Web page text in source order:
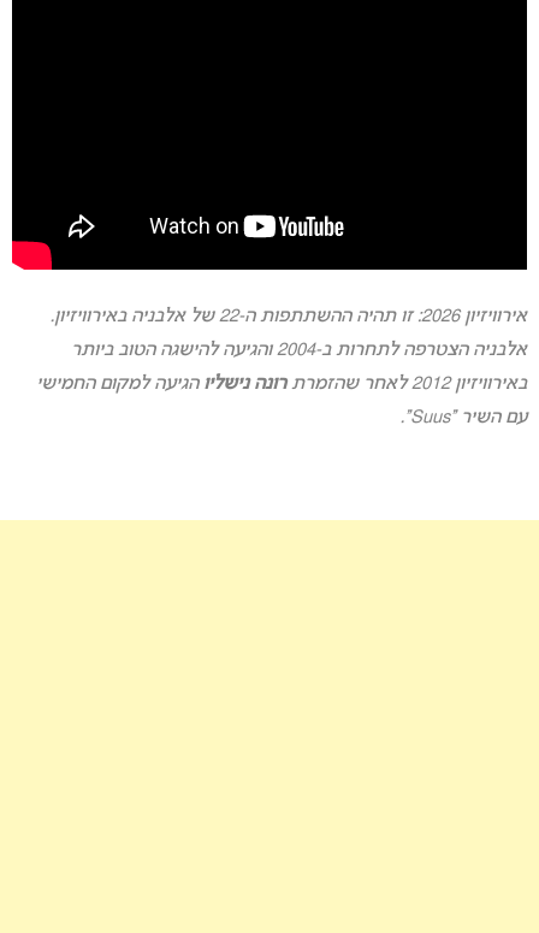
אירוויזיון 2026: זו תהיה ההשתתפות ה-22 של אלבניה באירוויזיון.
אלבניה הצטרפה לתחרות ב-2004 והגיעה להישגה הטוב ביותר
באירוויזיון 2012 לאחר שהזמרת
רונה נישליו הגיעה למקום החמישי
עם השיר “Suus”.